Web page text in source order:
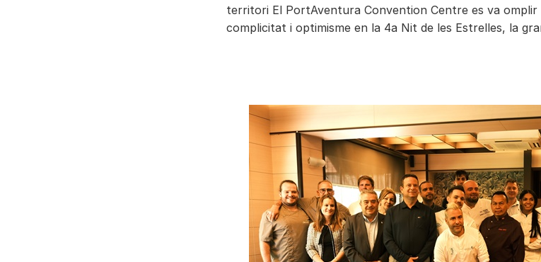
territori El PortAventura Convention Centre es va omplir
complicitat i optimisme en la 4a Nit de les Estrelles, la